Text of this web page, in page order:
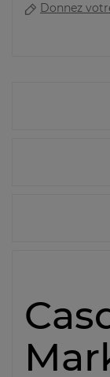
Donnez